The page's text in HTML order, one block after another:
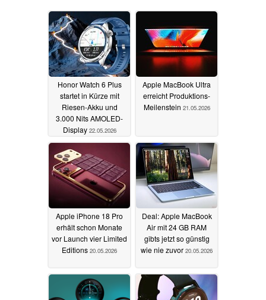
Honor Watch 6 Plus
startet in Kürze mit
Riesen-Akku und
3.000 Nits AMOLED-
Display 22.05.2026
Apple MacBook Ultra
erreicht Produktions-
Meilenstein 21.05.2026
Apple iPhone 18 Pro
erhält schon Monate
vor Launch vier Limited
Editions 20.05.2026
Deal: Apple MacBook
Air mit 24 GB RAM
gibts jetzt so günstig
wie nie zuvor 20.05.2026